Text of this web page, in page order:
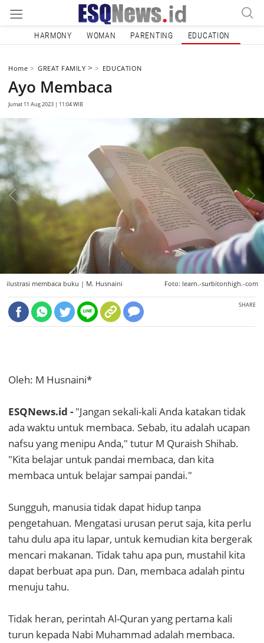
HARMONY WOMAN PARENTING EDUCATION
Home GREAT FAMILY > EDUCATION
Ayo Membaca
Jumat 11 Aug 2023 | 11:04 WIB
ilustrasi membaca buku | M. Husnaini Foto: learn.-surbitonhigh.-com
SHARE
Oleh: M Husnaini*
ESQNews.id - "Jangan sekali-kali Anda katakan tidak
ada waktu untuk membaca. Sebab, itu adalah ucapan
nafsu yang menipu Anda," tutur M Quraish Shihab.
"Kita belajar untuk pandai membaca, dan kita
membaca untuk belajar sampai pandai."
Sungguh, manusia tidak dapat hidup tanpa
pengetahuan. Mengatasi urusan perut saja, kita perlu
tahu dulu apa itu lapar, untuk kemudian kita bergerak
mencari makanan. Tidak tahu apa pun, mustahil kita
dapat berbuat apa pun. Dan, membaca adalah pintu
menuju tahu.
Tidak heran, perintah Al-Quran yang pertama kali
turun kepada Nabi Muhammad adalah membaca.